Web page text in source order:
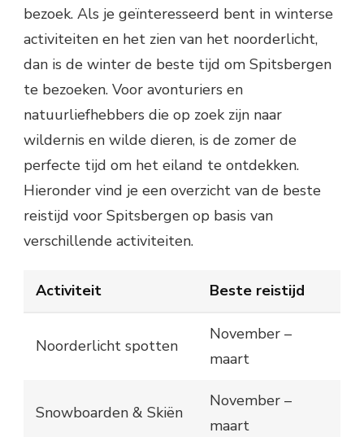
bezoek. Als je geïnteresseerd bent in winterse
activiteiten en het zien van het noorderlicht,
dan is de winter de beste tijd om Spitsbergen
te bezoeken. Voor avonturiers en
natuurliefhebbers die op zoek zijn naar
wildernis en wilde dieren, is de zomer de
perfecte tijd om het eiland te ontdekken.
Hieronder vind je een overzicht van de beste
reistijd voor Spitsbergen op basis van
verschillende activiteiten.
Activiteit Beste reistijd
Noorderlicht spotten
November –
maart
Snowboarden & Skiën
November –
maart